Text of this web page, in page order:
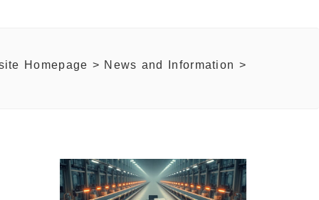
Homepage > News and Information >